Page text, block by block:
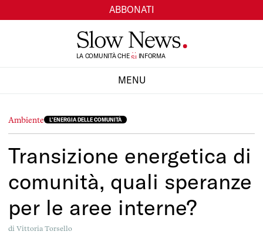
ABBONATI
LA COMUNITÀ CHETI INFORMA
MENU
Ambiente L’ENERGIA DELLE COMUNITÀ
Transizione energetica di
comunità, quali speranze
per le aree interne?
di Vittoria Torsello